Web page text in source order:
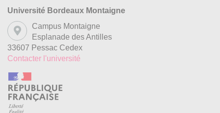
Université Bordeaux Montaigne
Campus Montaigne
Esplanade des Antilles
33607 Pessac Cedex
Contacter l'université